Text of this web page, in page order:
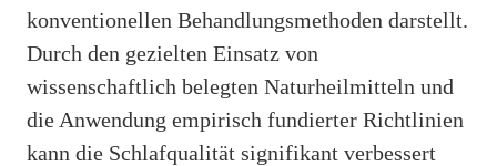
konventionellen Behandlungsmethoden darstellt.
Durch den gezielten Einsatz von
wissenschaftlich belegten Naturheilmitteln und
die Anwendung empirisch fundierter Richtlinien
kann die Schlafqualität signifikant verbessert